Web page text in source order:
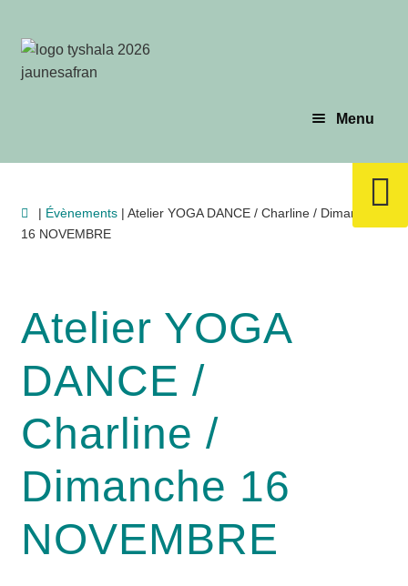
à
la
au
contenu
Menu
Le yoga
| Évènements | Atelier YOGA DANCE / Charline / Dimanche
16 NOVEMBRE
Atelier YOGA
DANCE /
Charline /
Dimanche 16
NOVEMBRE